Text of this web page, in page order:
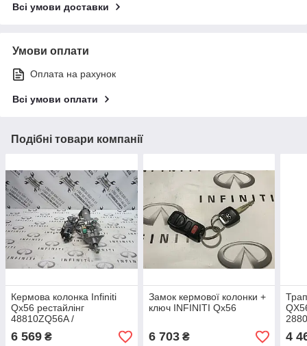
Всі умови доставки
Умови оплати
Оплата на рахунок
Всі умови оплати
Подібні товари компанії
Кермова колонка Infiniti
Qx56 рестайлінг
48810ZQ56A /
28590C9968
6 569 ₴
Замок кермової колонки +
ключ INFINITI Qx56
6 703₴ 4